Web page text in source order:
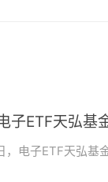
子ETF天弘基
电子ETF天弘基